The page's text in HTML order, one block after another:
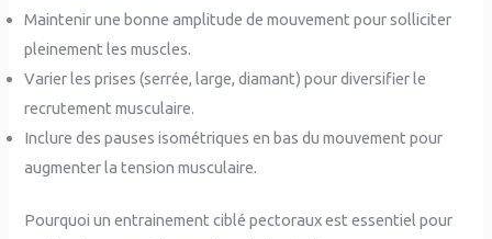
Maintenir une bonne amplitude de mouvement pour solliciter
pleinement les muscles.
Varier les prises (serrée, large, diamant) pour diversifier le
recrutement musculaire.
Inclure des pauses isométriques en bas du mouvement pour
augmenter la tension musculaire.
Pourquoi un entrainement ciblé pectoraux est essentiel pour